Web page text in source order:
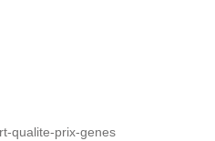
qualite-prix-genes